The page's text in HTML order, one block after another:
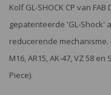
Kolf GL-SHOCK CP van
gepatenteerde 'GL-
reducerende
M16, AR15, AK-47, VZ 58
Piece).